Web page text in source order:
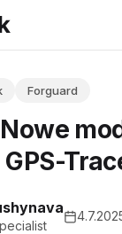
Forguard